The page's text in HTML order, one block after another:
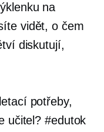
na
vidět, o čem
diskutují,
potřeby,
učitel? #edutok